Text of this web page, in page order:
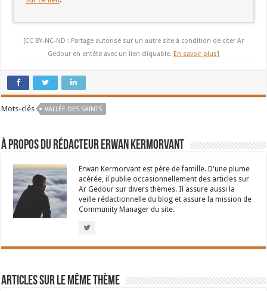
[CC BY-NC-ND : Partage autorisé sur un autre site à condition de citer Ar
Gedour en entête avec un lien cliquable. En savoir plus]
Mots-clés VALLÉE DES SAINTS
À propos du rédacteur Erwan Kermorvant
Erwan Kermorvant est père de famille. D'une plume
acérée, il publie occasionnellement des articles sur
Ar Gedour sur divers thèmes. Il assure aussi la
veille rédactionnelle du blog et assure la mission de
Community Manager du site.
Articles sur le même thème